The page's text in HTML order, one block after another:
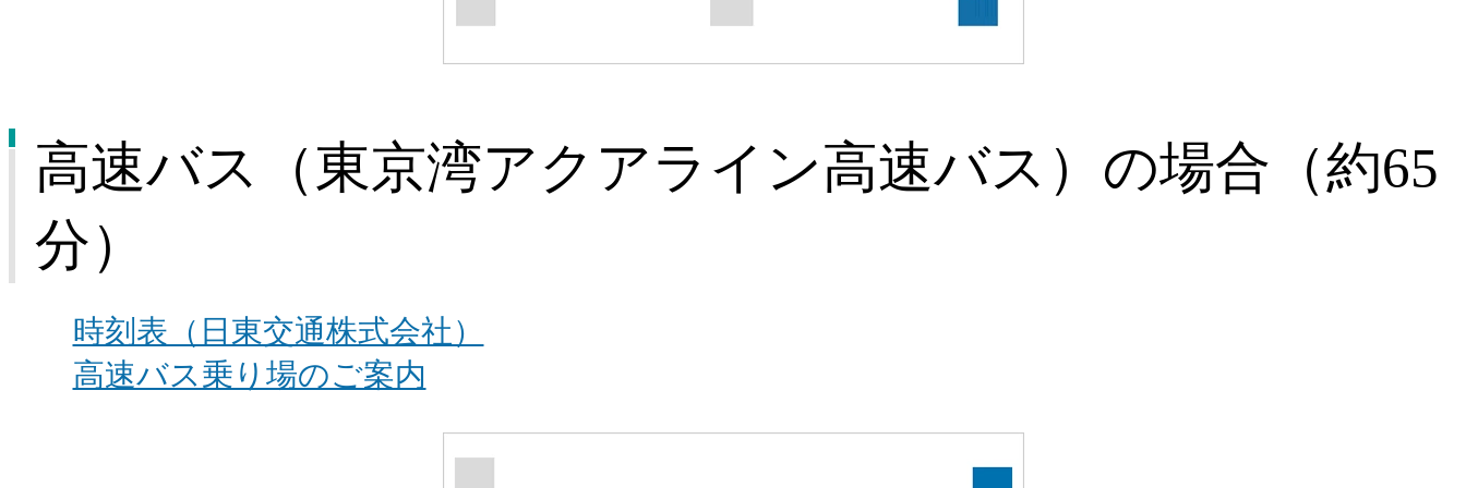
高速バス（東京湾アクアライン高速バス）の場合（約65
分）
時刻表（日東交通株式会社）
高速バス乗り場のご案内